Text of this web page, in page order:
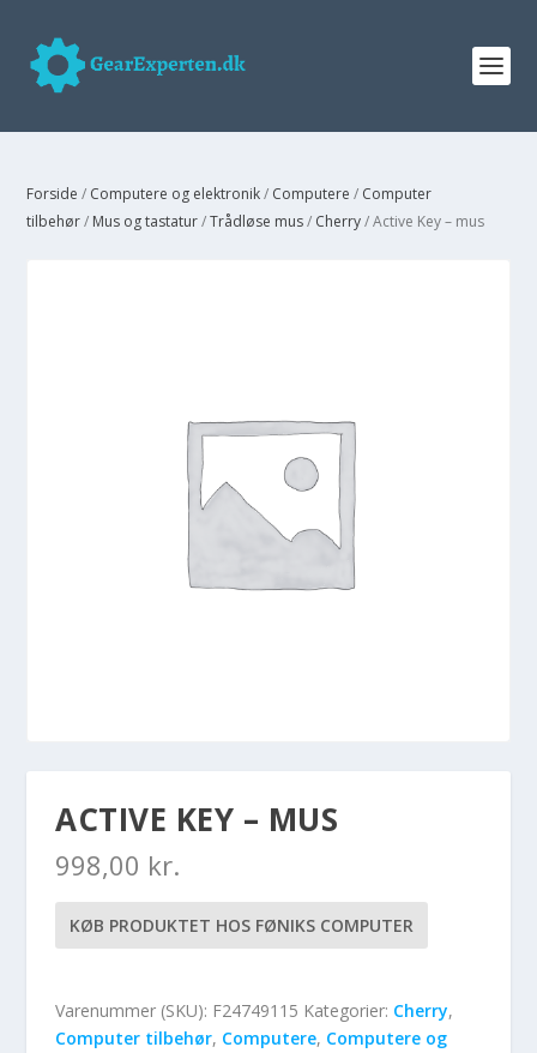
Forside / Computere og elektronik/ Computere / Computer
tilbehør/ Mus og tastatur/Trådløse mus/ Cherry/ Active Key – mus
ACTIVE KEY – MUS
998,00 kr.
KØB PRODUKTET HOS FØNIKS COMPUTER
Varenummer (SKU): F24749115 Kategorier: Cherry,
Computer tilbehør, Computere, Computere og